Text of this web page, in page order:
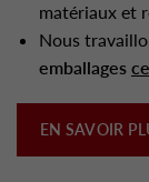
matériaux et
Nous
emballages
EN SAVOIR